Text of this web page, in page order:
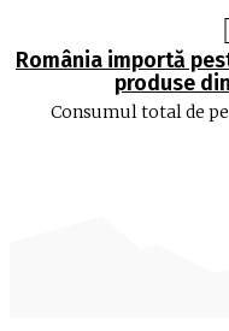
România importă
produse
Consumul total de